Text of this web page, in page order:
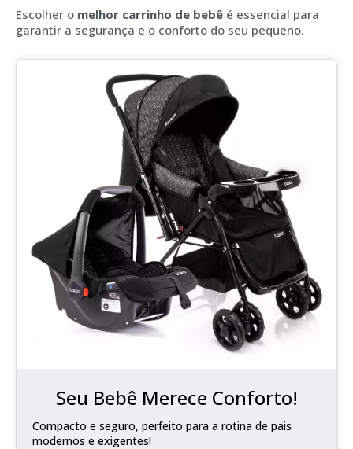
Escolher o melhor carrinho de bebê é essencial para
garantir a segurança e o conforto do seu pequeno.
Seu Bebê Merece Conforto!
Compacto e seguro, perfeito para a rotina de pais
modernos e exigentes!